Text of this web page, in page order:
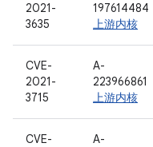
2021-
3635
197614484
上游内核
CVE-
2021-
3715
A-
223966861
上游内核
CVE-
A-